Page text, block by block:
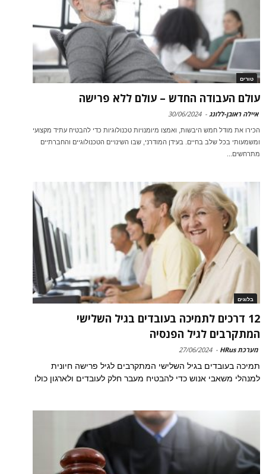
טורים
עולם העבודה החדש – עולם ללא פרישה
איילה ראובן-ללונג -
30/06/2024
הכירו את מודל חמש היבשות, ואמצו מיומנויות טכנולוגיות כדי להבטיח עתיד מקצועי
ומשמעותי בכל שלב בחיים. בעידן המודרני, שבו השינויים הטכנולוגיים והחברתיים
מתרחשים...
בלוגים
12 דרכים לתמיכה בעובדים בגיל השלישי
המתקרבים לגיל הפנסיה
מערכת HRus -
27/06/2024
תמיכה בעובדים בגיל השלישי המתקרבים לגיל פרישה חיונית
למנהלי משאבי אנוש כדי להבטיח מעבר חלק לעובדים ולארגון כולו